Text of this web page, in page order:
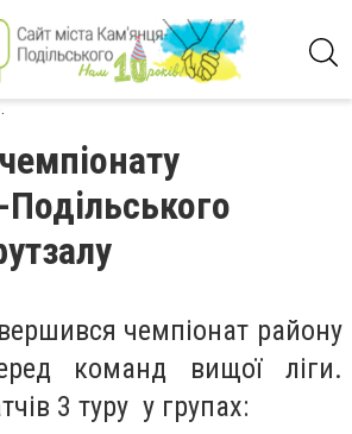
чемпіонат району
команд вищої ліги.
3 туру у групах: